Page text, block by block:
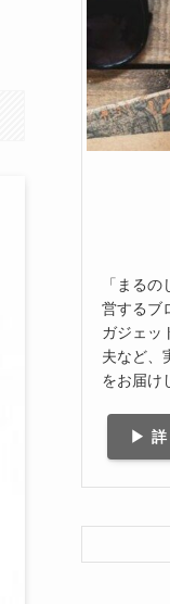
「まる
営するブ
ガジェッ
夫など、
をお届け
▶ 詳